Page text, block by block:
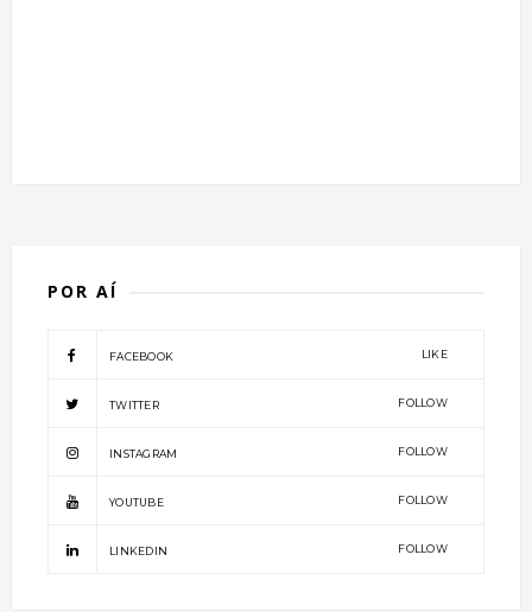
POR AÍ
FACEBOOK LIKE
TWITTER FOLLOW
INSTAGRAM FOLLOW
YOUTUBE FOLLOW
LINKEDIN FOLLOW